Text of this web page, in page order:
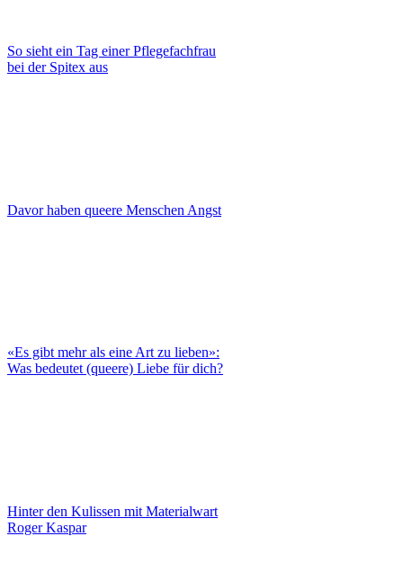
So sieht ein Tag einer Pflegefachfrau
bei der Spitex aus
Davor haben queere Menschen Angst
«Es gibt mehr als eine Art zu lieben»:
Was bedeutet (queere) Liebe für dich?
Hinter den Kulissen mit Materialwart
Roger Kaspar